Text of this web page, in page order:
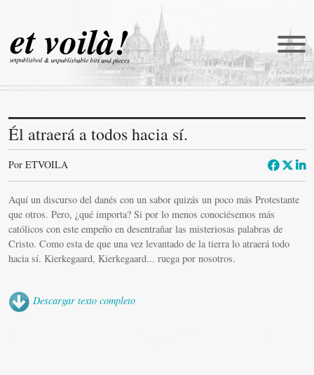
et voilà!
Traducciones
Retratos
Reportajes
Catena
Castellani in english
Miscelánea
Él atraerá a todos hacia sí.
Por ETVOILA
Aquí un discurso del danés con un sabor quizás un poco más Protestante
que otros. Pero, ¿qué importa? Si por lo menos conociésemos más
católicos con este empeño en desentrañar las misteriosas palabras de
Cristo. Como esta de que una vez levantado de la tierra lo atraerá todo
hacia sí. Kierkegaard, Kierkegaard... ruega por nosotros.
Descargar texto completo